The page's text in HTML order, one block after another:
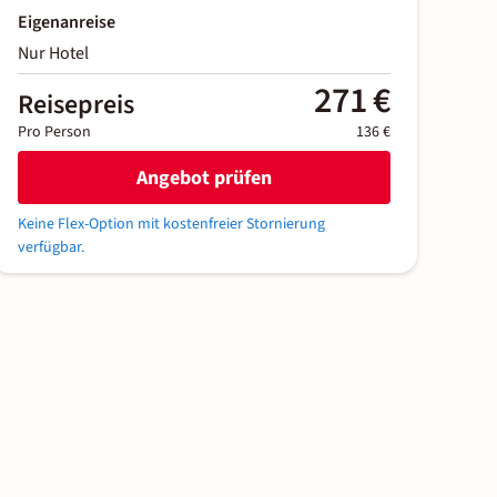
Eigenanreise
Nur Hotel
Reisepreis 271 €
Pro Person 136 €
Angebot prüfen
Keine Flex-Option mit kostenfreier Stornierung
verfügbar.